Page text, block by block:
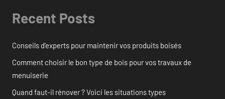
Recent Posts
Conseils d’experts pour maintenir vos produits boisés
Comment choisir le bon type de bois pour vos travaux de
menuiserie
Quand faut-il rénover ? Voici les situations types